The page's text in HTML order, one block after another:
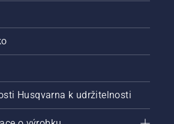
Husqvarna k udržitelnosti